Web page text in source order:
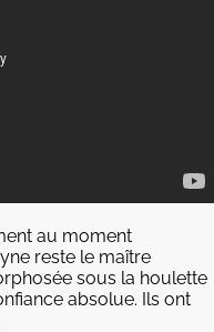
au moment
reste le maître
sous la houlette
absolue. Ils ont